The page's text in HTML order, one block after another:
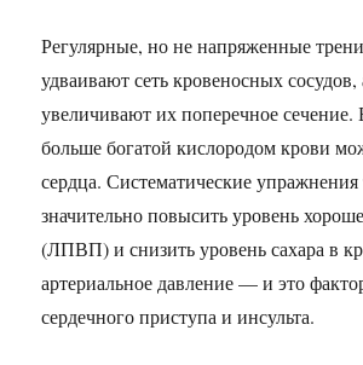
Регулярные, но не напряженные
удваивают сеть кровеносных сосудов,
увеличивают их поперечное сечение.
больше богатой кислородом крови
сердца. Систематические
значительно повысить уровень
(ЛПВП) и снизить уровень сахара в
артериальное давление — и это
сердечного приступа и инсульта.